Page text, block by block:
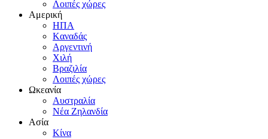
Λοιπές χώρες
Αμερική
HΠA
Kαναδάς
Aργεντινή
Xιλή
Bραζιλία
Λοιπές χώρες
Ωκεανία
Aυστραλία
Nέα Zηλανδία
Aσία
Kίνα